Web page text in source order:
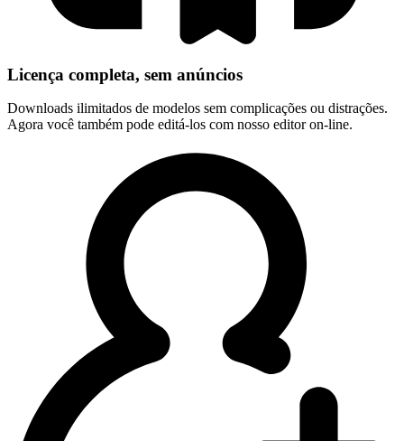
Licença completa, sem anúncios
Downloads ilimitados de modelos sem complicações ou distrações.
Agora você também pode editá-los com nosso editor on-line.